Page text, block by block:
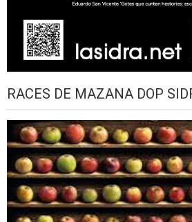
RACES DE MAZANA DOP